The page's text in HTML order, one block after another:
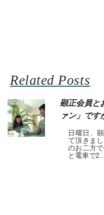
Related Posts
顕正会員と
ァン」です
日曜日、
て頂きま
のお二方
と電車で2...